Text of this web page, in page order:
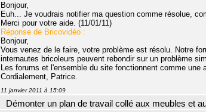
Bonjour,
Euh... Je voudrais notifier ma question comme résolue,
Merci pour votre aide. (11/01/11)
Réponse de Bricovidéo :
Bonjour,
Vous venez de le faire, votre problème est résolu. Notre
internautes bricoleurs peuvent rebondir sur un problème
Les forums et l'ensemble du site fonctionnent comme une
Cordialement, Patrice.
11 janvier 2011 à 15:09
Démonter un plan de travail collé aux meubles et